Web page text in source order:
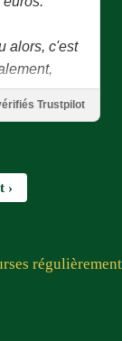
c'est
important
grand
sympas
Trustpilot
›
régulièrement